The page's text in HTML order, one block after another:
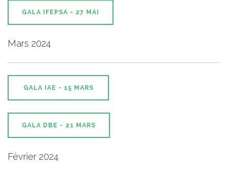
GALA IFEPSA - 27 MAI
Mars 2024
GALA IAE - 15 MARS
GALA DBE - 21 MARS
Février 2024